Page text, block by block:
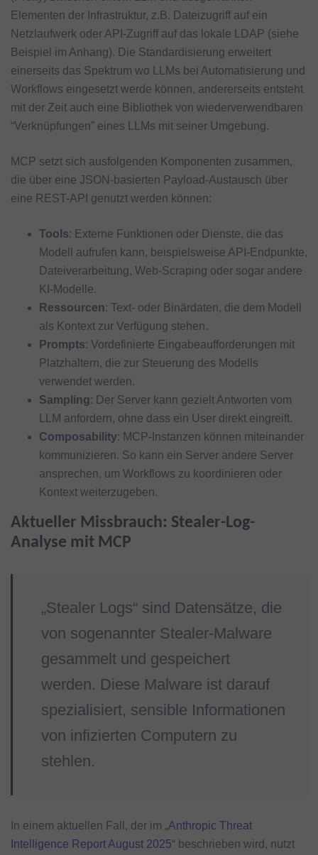
Elementen der Infrastruktur, z.B. Dateizugriff auf ein
Netzlaufwerk oder API-Zugriff auf das lokale LDAP (siehe
Beispiel im Anhang). Die Standardisierung erweitert
einerseits das Spektrum wo LLMs bei Automatisierung und
Workflows eingesetzt werde können, andererseits entsteht
mit der Zeit auch eine Bibliothek von wiederverwendbaren
“Verknüpfungen” eines LLMs mit seiner Umgebung.
MCP setzt sich ausfolgenden Komponenten zusammen,
die über eine JSON-basierten Payload-Austausch über
eine REST-API genutzt werden können:
Tools: Externe Funktionen oder Dienste, die das
Modell aufrufen kann, beispielsweise API-Endpunkte,
Dateiverarbeitung, Web-Scraping oder sogar andere
KI-Modelle.
Ressourcen: Text- oder Binärdaten, die dem Modell
als Kontext zur Verfügung stehen.
Prompts: Vordefinierte Eingabeaufforderungen mit
Platzhaltern, die zur Steuerung des Modells
verwendet werden.
Sampling: Der Server kann gezielt Antworten vom
LLM anfordern, ohne dass ein User direkt eingreift.
Composability: MCP-Instanzen können miteinander
kommunizieren. So kann ein Server andere Server
ansprechen, um Workflows zu koordinieren oder
Kontext weiterzugeben.
Aktueller Missbrauch: Stealer-Log-
Analyse mit MCP
„Stealer Logs“ sind Datensätze, die
von sogenannter Stealer-Malware
gesammelt und gespeichert
werden. Diese Malware ist darauf
spezialisiert, sensible Informationen
von infizierten Computern zu
stehlen.
In einem aktuellen Fall, der im „Anthropic Threat
Intelligence Report August 2025“ beschrieben wird, nutzt